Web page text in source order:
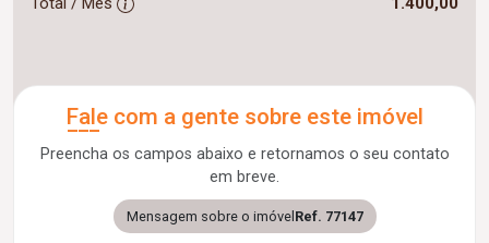
Fale com a gente sobre este imóvel
Preencha os campos abaixo e retornamos o seu contato
em breve.
Mensagem sobre o imóvel Ref. 77147